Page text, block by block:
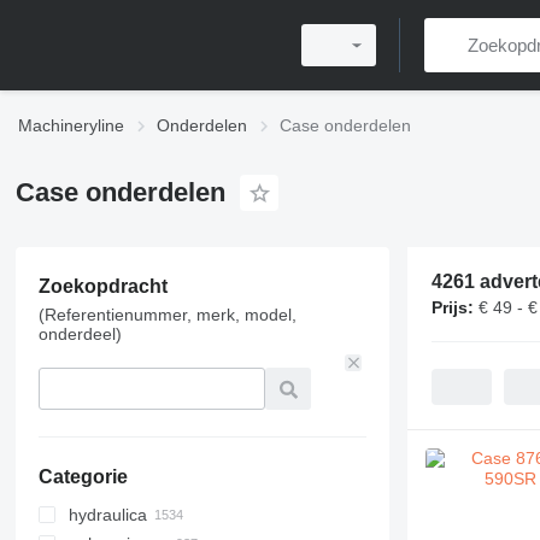
Machineryline Onderdelen Case onderdelen
Case onderdelen
Zoekopdracht
(Referentienummer, merk, model,
onderdeel)
Categorie
hydraulica
4261
Prijs: € 49 -